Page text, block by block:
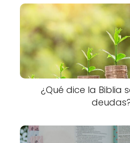
¿Qué dice la Biblia